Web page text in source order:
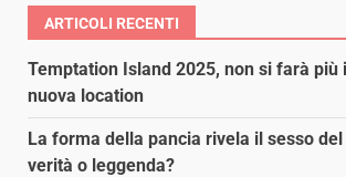
articoli
ARTICOLI RECENTI
Temptation Island 2025, non si farà più
nuova location
La forma della pancia rivela il sesso
verità o leggenda?